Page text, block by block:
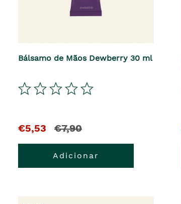
Bálsamo de Mãos Dewberry 30 ml
€5,53 €7,90
Adicionar